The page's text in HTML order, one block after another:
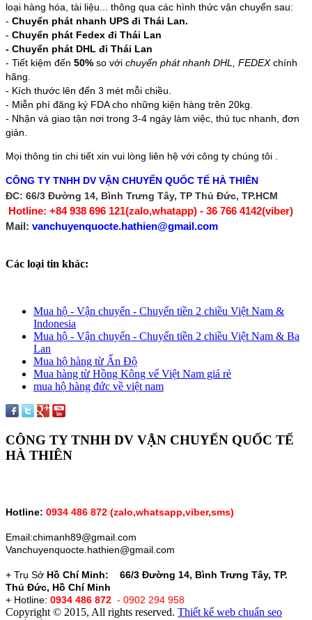
loại hàng hóa, tài liệu... thông qua các hình thức vận chuyển sau:
- Chuyển phát nhanh UPS đi Thái Lan.
- Chuyển phát Fedex đi Thái Lan
- Chuyển phát DHL đi Thái Lan
- Tiết kiệm đến 50% so với chuyển phát nhanh DHL, FEDEXchính
hãng.
- Kích thước lên đến 3 mét mỗi chiều.
- Miễn phí đăng ký FDA cho những kiện hàng trên 20kg.
- Nhận và giao tận nơi trong 3-4 ngày làm việc, thủ tục nhanh, đơn
giản.
Mọi thông tin chi tiết xin vui lòng liên hệ với công ty chúng tôi .
CÔNG TY TNHH DV VẬN CHUYỂN QUỐC TẾ HÀ THIÊN
ĐC: 66/3 Đường 14, Bình Trưng Tây, TP Thủ Đức, TP.HCM
Hotline: +84 938 696 121(zalo,whatapp) - 36 766 4142(viber)
Mail: vanchuyenquocte.hathien@gmail.com
Các loại tin khác:
Mua hộ - Vận chuyển - Chuyển tiền 2 chiều Việt Nam &
Indonesia
Mua hộ - Vận chuyển - Chuyển tiền 2 chiều Việt Nam & Ba
Lan
Mua hộ hàng từ Ấn Độ
Mua hàng từ Hồng Kông vể Việt Nam giá rẻ
mua hộ hàng đức về việt nam
CÔNG TY TNHH DV VẬN CHUYỂN QUỐC TẾ
HÀ THIÊN
Hotline: 0934 486 872 (zalo,whatsapp,vỉber,sms)
Email:chimanh89@gmail.com
Vanchuyenquocte.hathien@gmail.com
+ Trụ Sở Hồ Chí Minh: 66/3 Đường 14, Bình Trưng Tây, TP.
Thủ Đức, Hồ Chí Minh
+ Hotline: 0934 486 872 - 0902 294 958
Copyright © 2015, All rights reserved. Thiết kế web chuẩn seo